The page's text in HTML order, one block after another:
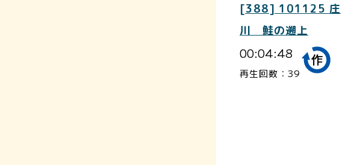
[388] 101125 庄
川 鮭の遡上
00:04:48
再生回数：39